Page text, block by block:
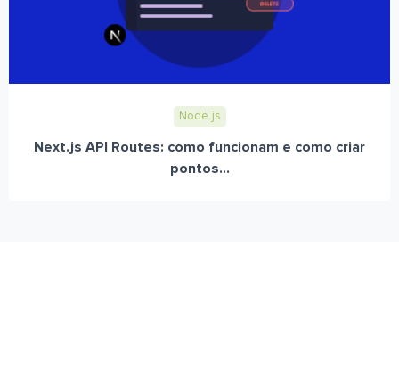
Node.js
Next.js API Routes: como funcionam e como criar
pontos...